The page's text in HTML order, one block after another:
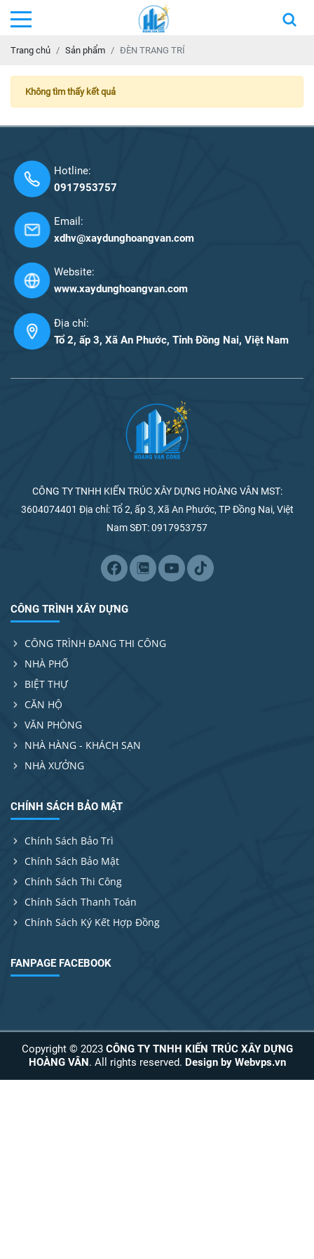
Trang chủ Sản phẩm ĐÈN TRANG TRÍ
Không tìm thấy kết quả
Hotline:
0917953757
Email:
xdhv@xaydunghoangvan.com
Website:
www.xaydunghoangvan.com
Địa chỉ:
Tổ 2, ấp 3, Xã An Phước, Tỉnh Đồng Nai, Việt Nam
CÔNG TY TNHH KIẾN TRÚC XÂY DỰNG HOÀNG VÂN MST:
3604074401 Địa chỉ: Tổ 2, ấp 3, Xã An Phước, TP Đồng Nai, Việt
Nam SĐT: 0917953757
CÔNG TRÌNH XÂY DỰNG
CÔNG TRÌNH ĐANG THI CÔNG
NHÀ PHỐ
BIỆT THỰ
CĂN HỘ
VĂN PHÒNG
NHÀ HÀNG - KHÁCH SẠN
NHÀ XƯỞNG
CHÍNH SÁCH BẢO MẬT
Chính Sách Bảo Trì
Chính Sách Bảo Mật
Chính Sách Thi Công
Chính Sách Thanh Toán
Chính Sách Ký Kết Hợp Đồng
FANPAGE FACEBOOK
Copyright © 2023 CÔNG TY TNHH KIẾN TRÚC XÂY DỰNG
HOÀNG VÂN. All rights reserved. Design by Webvps.vn